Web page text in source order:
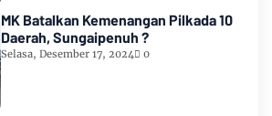
MK Batalkan Kemenangan Pilkada 10
Daerah, Sungaipenuh ?
Selasa, Desember 17, 2024 0